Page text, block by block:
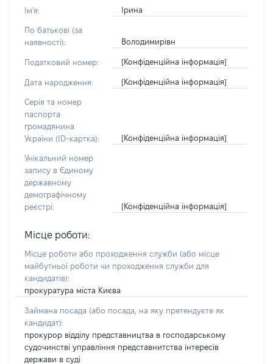
Ім'я: Ірина
По батькові (за
наявності):
Володимирівн
Податковий номер: [Конфіденційна інформація]
Дата народження: [Конфіденційна інформація]
Серія та номер
паспорта
громадянина
України (ID-картка):
[Конфіденційна інформація]
Унікальний номер
запису в Єдиному
державному
демографічному
реєстрі:
[Конфіденційна інформація]
Місце роботи:
Місце роботи або проходження служби (або місце
майбутньої роботи чи проходження служби для
кандидатів):
прокуратура міста Києва
Займана посада (або посада, на яку претендуєте як
кандидат):
прокурор відділу представництва в господарському
судочинстві управління представнитства інтересів
держави в суді